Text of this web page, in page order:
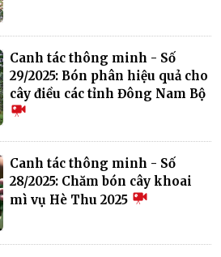
Canh tác thông minh - Số
29/2025: Bón phân hiệu quả cho
cây điều các tỉnh Đông Nam Bộ
Canh tác thông minh - Số
28/2025: Chăm bón cây khoai
mì vụ Hè Thu 2025